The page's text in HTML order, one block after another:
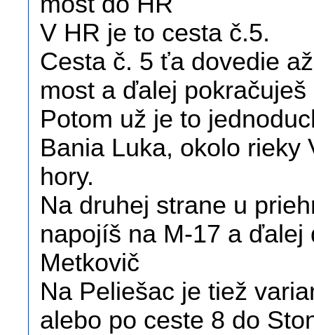
V HR je to cesta č.5.
Cesta č. 5 ťa dovedie
most a ďalej pokračuješ
Potom už je to
Bania Luka, okolo rieky
hory.
Na druhej strane u
napojíš na M-17 a
Metkovič
Na Peliešac je tiež
alebo po ceste 8 do